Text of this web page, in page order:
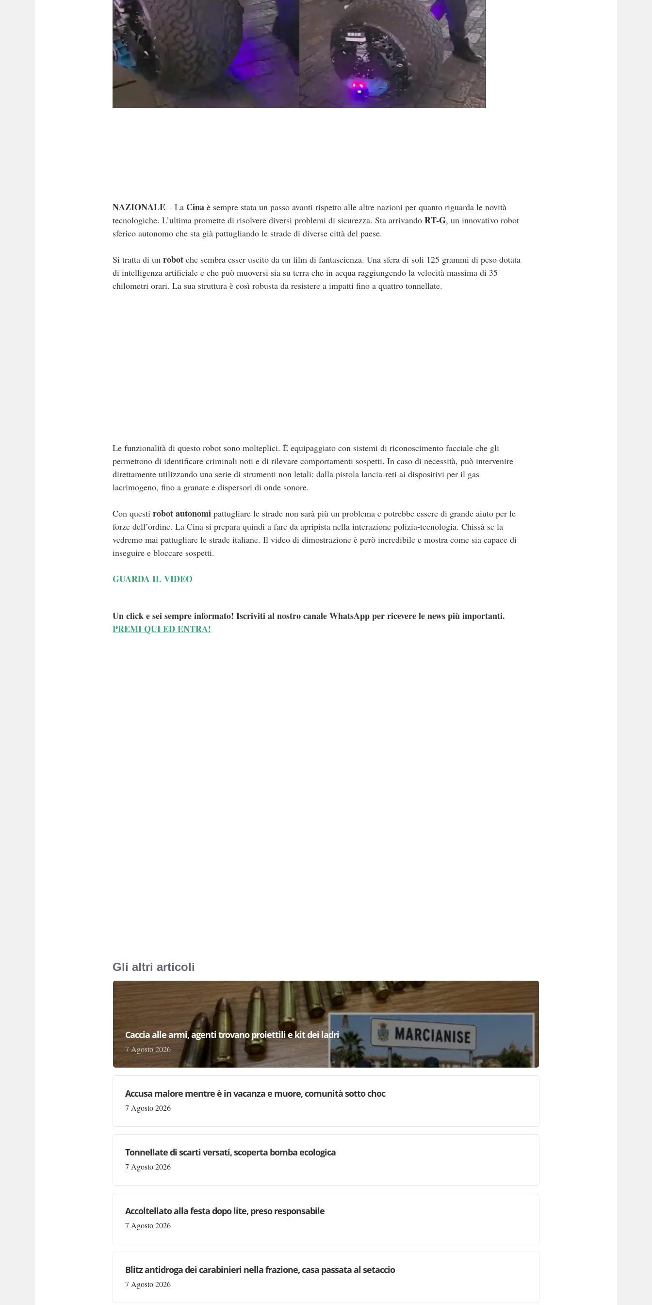
NAZIONALE – La Cina è sempre stata un passo avanti rispetto alle altre nazioni per quanto riguarda le novità
tecnologiche. L’ultima promette di risolvere diversi problemi di sicurezza. Sta arrivando RT-G, un innovativo robot
sferico autonomo che sta già pattugliando le strade di diverse città del paese.
Si tratta di un robot che sembra esser uscito da un film di fantascienza. Una sfera di soli 125 grammi di peso dotata
di intelligenza artificiale e che può muoversi sia su terra che in acqua raggiungendo la velocità massima di 35
chilometri orari. La sua struttura è così robusta da resistere a impatti fino a quattro tonnellate.
Le funzionalità di questo robot sono molteplici. È equipaggiato con sistemi di riconoscimento facciale che gli
permettono di identificare criminali noti e di rilevare comportamenti sospetti. In caso di necessità, può intervenire
direttamente utilizzando una serie di strumenti non letali: dalla pistola lancia-reti ai dispositivi per il gas
lacrimogeno, fino a granate e dispersori di onde sonore.
Con questi robot autonomi pattugliare le strade non sarà più un problema e potrebbe essere di grande aiuto per le
forze dell’ordine. La Cina si prepara quindi a fare da apripista nella interazione polizia-tecnologia. Chissà se la
vedremo mai pattugliare le strade italiane. Il video di dimostrazione è però incredibile e mostra come sia capace di
inseguire e bloccare sospetti.
GUARDA IL VIDEO
Un click e sei sempre informato! Iscriviti al nostro canale WhatsApp per ricevere le news più importanti.
PREMI QUI ED ENTRA!
Gli altri articoli
Caccia alle armi, agenti trovano proiettili e kit dei ladri
7 Agosto 2026
Accusa malore mentre è in vacanza e muore, comunità sotto choc
7 Agosto 2026
Tonnellate di scarti versati, scoperta bomba ecologica
7 Agosto 2026
Accoltellato alla festa dopo lite, preso responsabile
7 Agosto 2026
Blitz antidroga dei carabinieri nella frazione, casa passata al setaccio
7 Agosto 2026